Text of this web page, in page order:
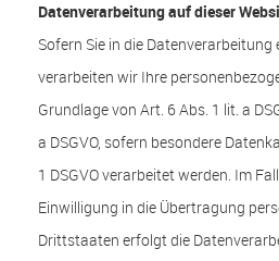
Datenverarbeitung auf dieser
Sofern Sie in die
verarbeiten wir Ihre
Grundlage von Art. 6 Abs. 1 lit. a
a DSGVO, sofern besondere
1 DSGVO verarbeitet werden. Im
Einwilligung in die Übertragung
Drittstaaten erfolgt die